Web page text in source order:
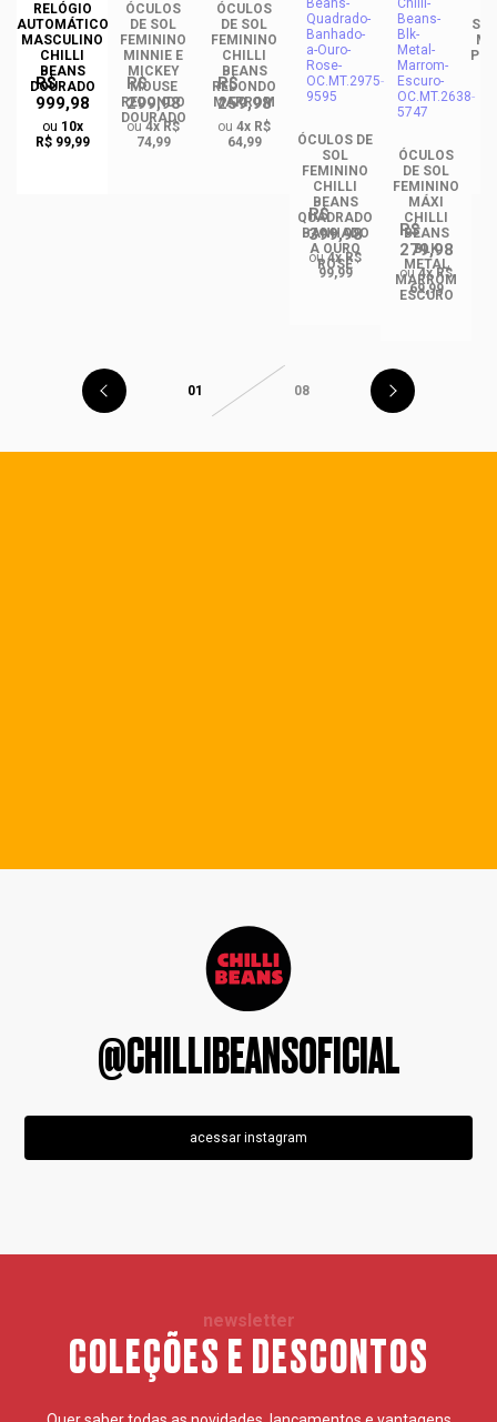
RELÓGIO
AUTOMÁTICO
MASCULINO
CHILLI
BEANS
DOURADO
R$
999,98
ou 10x
R$ 99,99
ÓCULOS
DE SOL
FEMININO
MINNIE E
MICKEY
MOUSE
REDONDO
DOURADO
R$
299,98
ou4x R$
74,99
ÓCULOS
DE SOL
FEMININO
CHILLI
BEANS
REDONDO
MARROM
R$
259,98
ou 4x R$
64,99
ÓCULOS DE
SOL
FEMININO
CHILLI
BEANS
QUADRADO
BANHADO
A OURO
ROSÉ
R$
399,98
ou4x R$
99,99
ÓCULOS
DE SOL
FEMININO
MÁXI
CHILLI
BEANS
BLK
METAL
MARROM
ESCURO
R$
279,98
ou4x R$
69,99
01 08
@CHILLIBEANSOFICIAL
acessar instagram
newsletter
COLEÇÕES E DESCONTOS